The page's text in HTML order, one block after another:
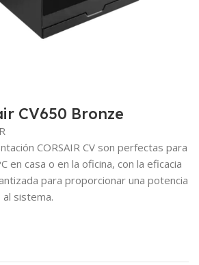
CV650 Bronze
CORSAIR CV son perfectas para
en casa o en la oficina, con la eficacia
para proporcionar una potencia
sistema.